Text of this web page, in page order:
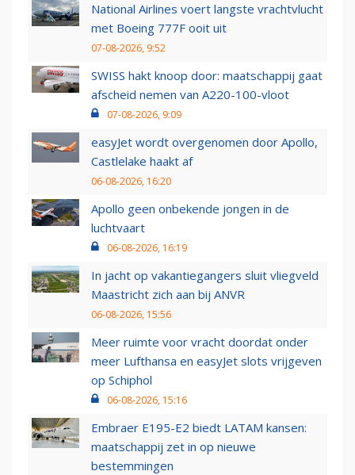
National Airlines voert langste vrachtvlucht
met Boeing 777F ooit uit
07-08-2026, 9:52
SWISS hakt knoop door: maatschappij gaat
afscheid nemen van A220-100-vloot
07-08-2026, 9:09
easyJet wordt overgenomen door Apollo,
Castlelake haakt af
06-08-2026, 16:20
Apollo geen onbekende jongen in de
luchtvaart
06-08-2026, 16:19
In jacht op vakantiegangers sluit vliegveld
Maastricht zich aan bij ANVR
06-08-2026, 15:56
Meer ruimte voor vracht doordat onder
meer Lufthansa en easyJet slots vrijgeven
op Schiphol
06-08-2026, 15:16
Embraer E195-E2 biedt LATAM kansen:
maatschappij zet in op nieuwe
bestemmingen